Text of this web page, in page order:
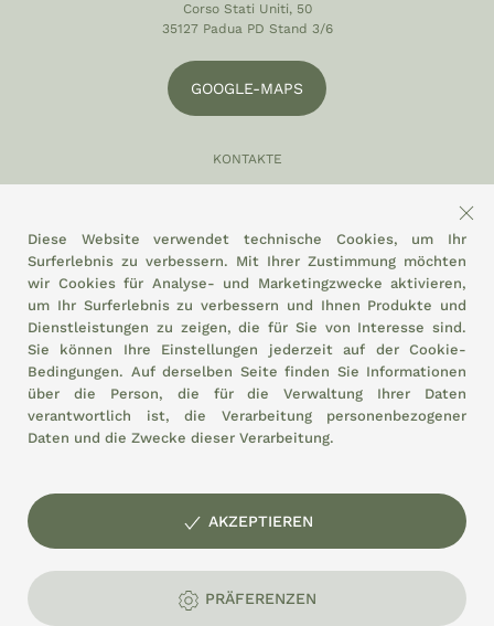
Corso Stati Uniti, 50
35127 Padua PD Stand 3/6
GOOGLE-MAPS
KONTAKTE
SOZIAL
WIR HALTEN UNS AN
© El Tamiso landwirtschaftliche Genossenschaft
Lebensmittelmarkt in Padua - Stand 3/6 - P.I. und Steuernummer:
01897320287
Diese Website verwendet technische Cookies, um Ihr
Surferlebnis zu verbessern. Mit Ihrer Zustimmung möchten
wir Cookies für Analyse- und Marketingzwecke aktivieren,
um Ihr Surferlebnis zu verbessern und Ihnen Produkte und
Dienstleistungen zu zeigen, die für Sie von Interesse sind.
Sie können Ihre Einstellungen jederzeit auf der Cookie-
Bedingungen. Auf derselben Seite finden Sie Informationen
über die Person, die für die Verwaltung Ihrer Daten
verantwortlich ist, die Verarbeitung personenbezogener
Daten und die Zwecke dieser Verarbeitung.
AKZEPTIEREN
PRÄFERENZEN